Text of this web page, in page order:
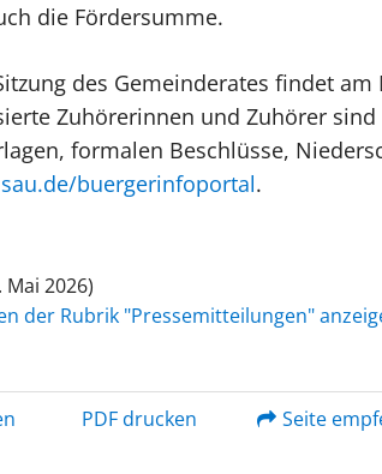
die Fördersumme.
des Gemeinderates findet
Zuhörerinnen und Zuhörer
formalen Beschlüsse,
buergerinfoportal.
2026)
der Rubrik "Pressemitteilungen"
PDF drucken Seite